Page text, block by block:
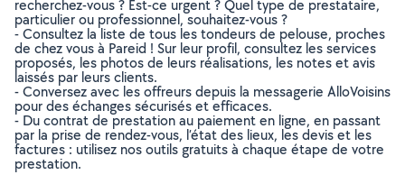
recherchez-vous ? Est-ce urgent ? Quel type de prestataire,
particulier ou professionnel, souhaitez-vous ?
- Consultez la liste de tous les tondeurs de pelouse, proches
de chez vous à Pareid ! Sur leur profil, consultez les services
proposés, les photos de leurs réalisations, les notes et avis
laissés par leurs clients.
- Conversez avec les offreurs depuis la messagerie AlloVoisins
pour des échanges sécurisés et efficaces.
- Du contrat de prestation au paiement en ligne, en passant
par la prise de rendez-vous, l’état des lieux, les devis et les
factures : utilisez nos outils gratuits à chaque étape de votre
prestation.